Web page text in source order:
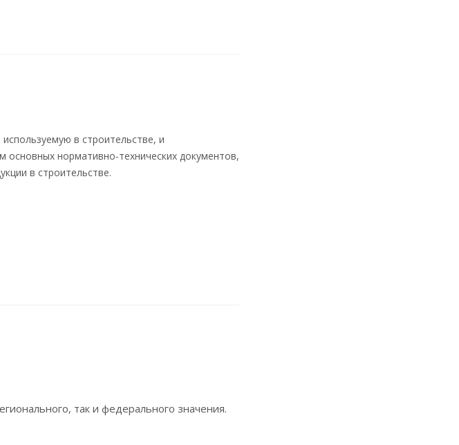
в строительстве, и
нормативно-технических документов,
в строительстве.
так и федерального значения.